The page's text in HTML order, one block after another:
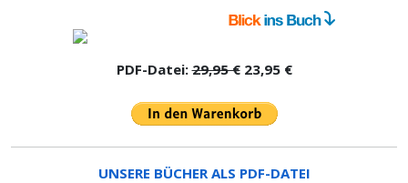
PDF-Datei:29,95 €23,95 €
UNSERE BÜCHER ALS PDF-DATEI